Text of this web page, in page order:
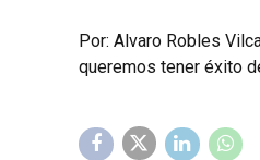
Por: Alvaro Robles
queremos tener éxito